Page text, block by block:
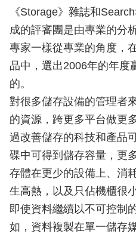
《Storage》雜誌和
成的評審團是由專業的分
專家一樣從專業的角度，
品中，選出2006年的年度
的。
對很多儲存設備的管理者
的資源，跨更多平台做更
過改善儲存的科技和產品
碟中可得到儲存容量，更
存體在更少的設備上、消
生高熱，以及只佔機櫃很
即使資料繼續以不可控制
如，資料複製在單一儲存